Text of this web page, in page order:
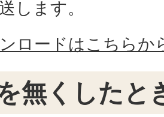
します。
ロードはこちらか
無くしたと